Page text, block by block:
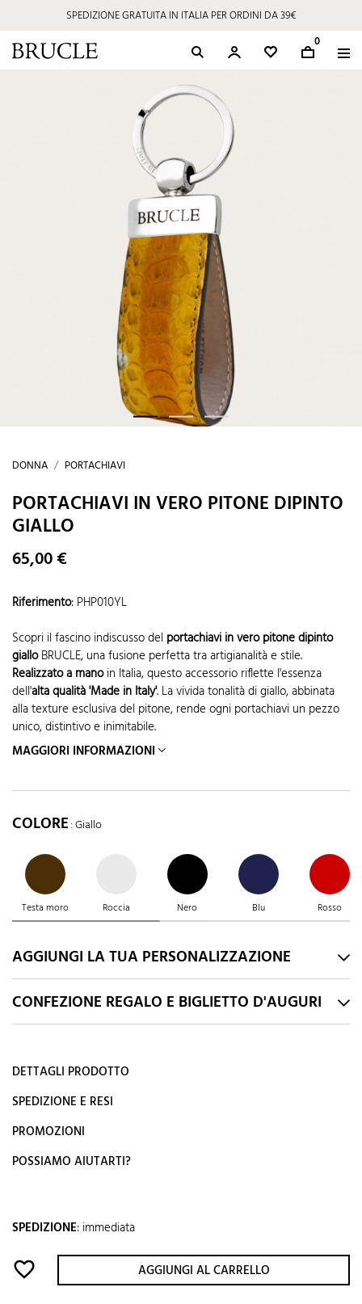
SPEDIZIONE GRATUITA IN ITALIA PER ORDINI DA 39€
0
DONNA PORTACHIAVI
PORTACHIAVI IN VERO PITONE DIPINTO
GIALLO
65,00 €
Riferimento: PHP010YL
Scopri il fascino indiscusso del portachiavi in vero pitone dipinto
gialloBRUCLE, una fusione perfetta tra artigianalità e stile.
Realizzato a manoin Italia, questo accessorio riflette l'essenza
dell'alta qualità 'Made in Italy'. La vivida tonalità di giallo, abbinata
alla texture esclusiva del pitone, rende ogni portachiavi un pezzo
unico, distintivo e inimitabile.
MAGGIORI INFORMAZIONI
COLORE: Giallo
Testa moro Roccia Nero Blu Rosso
AGGIUNGI LA TUA PERSONALIZZAZIONE
CONFEZIONE REGALO E BIGLIETTO D'AUGURI
DETTAGLI PRODOTTO
SPEDIZIONE E RESI
PROMOZIONI
POSSIAMO AIUTARTI?
SPEDIZIONE: immediata
favorite_border AGGIUNGI AL CARRELLO